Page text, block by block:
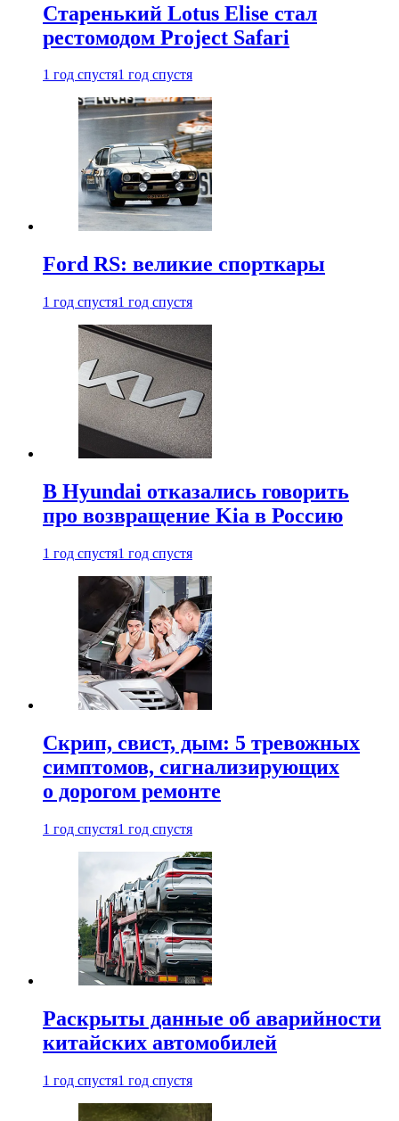
Старенький Lotus Elise стал
рестомодом Project Safari
1 год спустя1 год спустя
Ford RS: великие спорткары
1 год спустя1 год спустя
В Hyundai отказались говорить
про возвращение Kia в Россию
1 год спустя1 год спустя
Скрип, свист, дым: 5 тревожных
симптомов, сигнализирующих
о дорогом ремонте
1 год спустя1 год спустя
Раскрыты данные об аварийности
китайских автомобилей
1 год спустя1 год спустя